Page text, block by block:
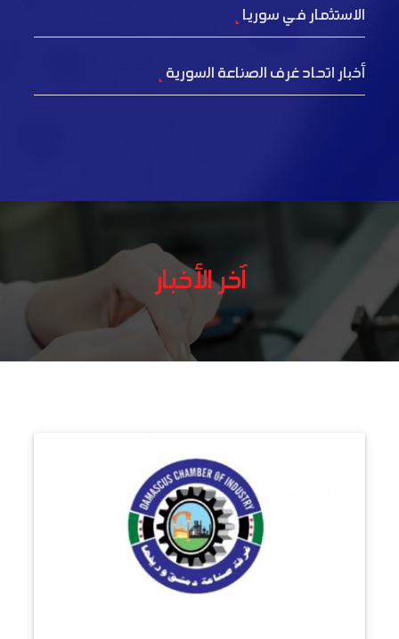
الاستثمار في سوريا
أخبار اتحاد غرف الصناعة السورية
آخر الأخبار